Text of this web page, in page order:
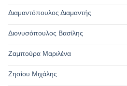
Διαμαντόπουλος Διαμαντής
Διονυσόπουλος Βασίλης
Ζαμπούρα Μαριλένα
Ζησίου Μιχάλης